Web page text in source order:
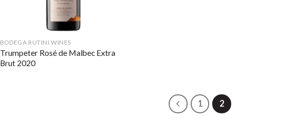
BODEGA RUTINI WINES
Trumpeter Rosé de Malbec Extra
Brut 2020
1 2